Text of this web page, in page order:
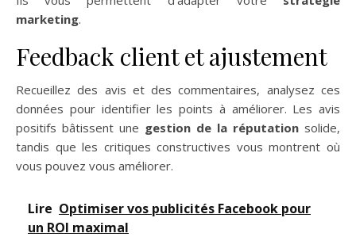
marketing.
Feedback client et ajustement
Recueillez des avis et des commentaires, analysez ces
données pour identifier les points à améliorer. Les avis
positifs bâtissent une gestion de la réputation solide,
tandis que les critiques constructives vous montrent où
vous pouvez vous améliorer.
Lire Optimiser vos publicités Facebook pour
un ROI maximal